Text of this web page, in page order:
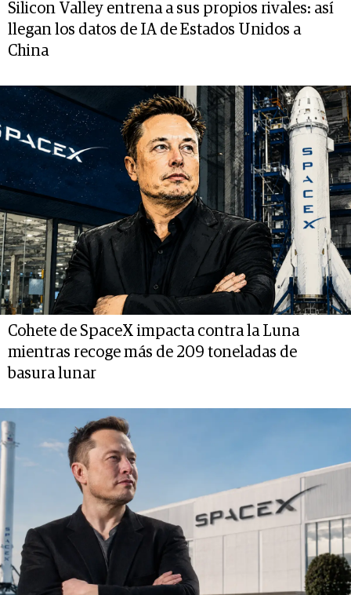
Silicon Valley entrena a sus propios rivales: así
llegan los datos de IA de Estados Unidos a
China
Cohete de SpaceX impacta contra la Luna
mientras recoge más de 209 toneladas de
basura lunar